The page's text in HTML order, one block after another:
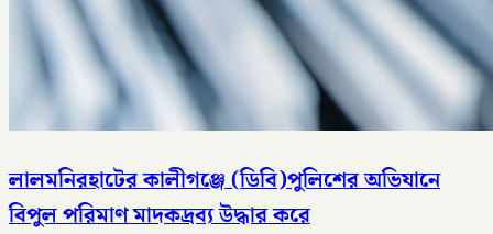
লালমনিরহাটের কালীগঞ্জে (ডিবি)পুলিশের অভিযানে
বিপুল পরিমাণ মাদকদ্রব্য উদ্ধার করে